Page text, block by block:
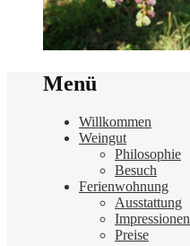
Menü
Willkommen
Weingut
Philosophie
Besuch
Ferienwohnung
Ausstattung
Impressionen
Preise